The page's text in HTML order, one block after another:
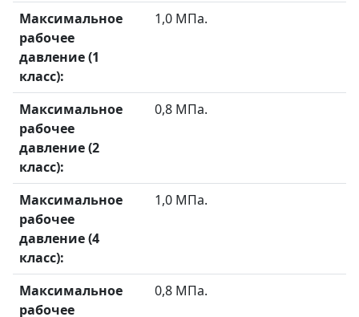
Максимальное
рабочее
давление (1
класс):
1,0 МПа.
Максимальное
рабочее
давление (2
класс):
0,8 МПа.
Максимальное
рабочее
давление (4
класс):
1,0 МПа.
Максимальное
рабочее
0,8 МПа.